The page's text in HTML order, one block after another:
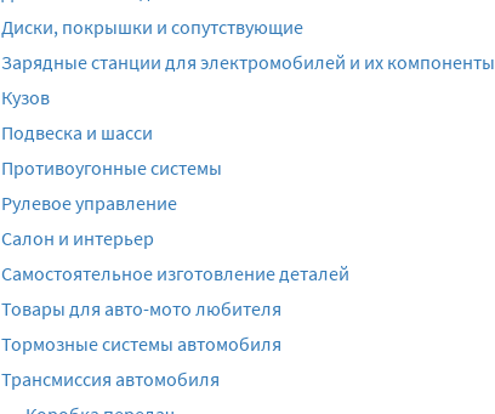
Диски, покрышки и сопутствующие
Зарядные станции для электромобилей и их компоненты
Кузов
Подвеска и шасси
Противоугонные системы
Рулевое управление
Салон и интерьер
Самостоятельное изготовление деталей
Товары для авто-мото любителя
Тормозные системы автомобиля
Трансмиссия автомобиля